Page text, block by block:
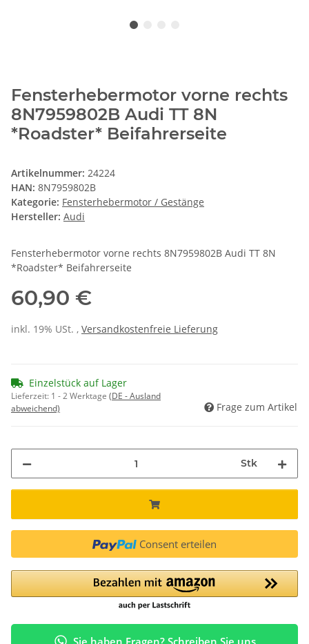
Fensterhebermotor vorne rechts
8N7959802B Audi TT 8N
*Roadster* Beifahrerseite
Artikelnummer: 24224
HAN: 8N7959802B
Kategorie: Fensterhebermotor / Gestänge
Hersteller: Audi
Fensterhebermotor vorne rechts 8N7959802B Audi TT 8N
*Roadster* Beifahrerseite
60,90 €
inkl. 19% USt. , Versandkostenfreie Lieferung
Einzelstück auf Lager
Lieferzeit: 1 - 2 Werktage (DE - Ausland
abweichend)
Frage zum Artikel
Stk
Consent erteilen
Sie haben Fragen? Schreiben Sie uns